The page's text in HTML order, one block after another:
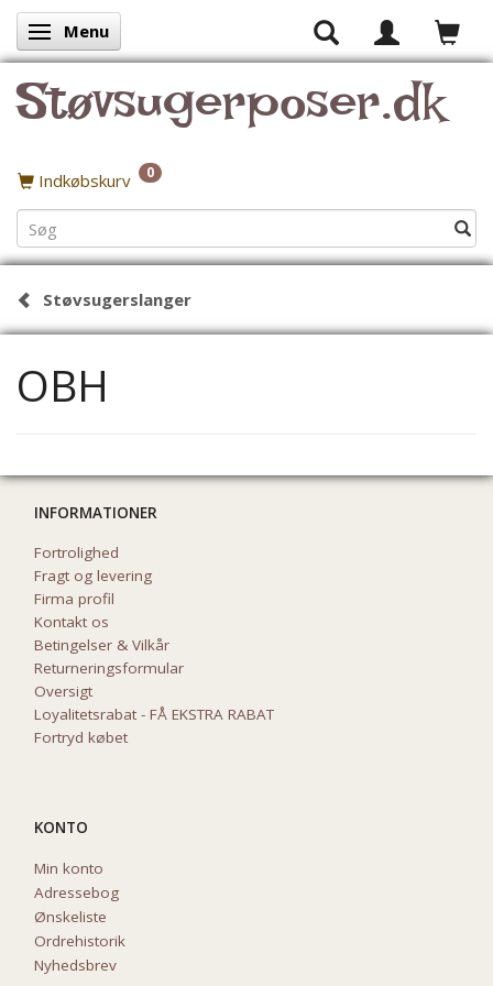
Skifte navigation
Menu
Støvsugerposer.dk
Indkøbskurv 0
Støvsugerslanger
OBH
INFORMATIONER
Fortrolighed
Fragt og levering
Firma profil
Kontakt os
Betingelser & Vilkår
Returneringsformular
Oversigt
Loyalitetsrabat - FÅ EKSTRA RABAT
Fortryd købet
KONTO
Min konto
Adressebog
Ønskeliste
Ordrehistorik
Nyhedsbrev